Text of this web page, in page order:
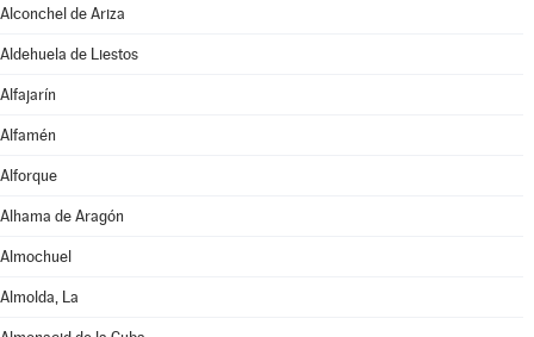
Alconchel de Ariza
Aldehuela de Liestos
Alfajarín
Alfamén
Alforque
Alhama de Aragón
Almochuel
Almolda, La